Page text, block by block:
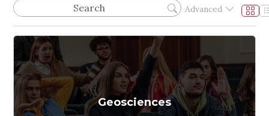
Advanced
Geosciences